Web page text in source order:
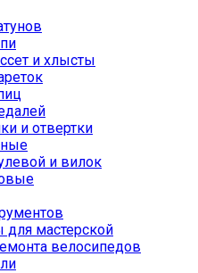
и хлысты
и отвертки
и вилок
для мастерской
велосипедов